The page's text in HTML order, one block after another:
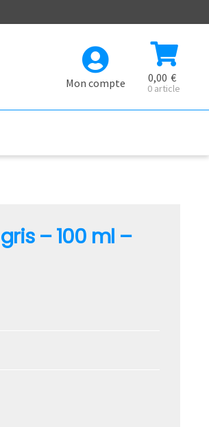
Mon compte 0,00 €
0 article
– 100 ml –